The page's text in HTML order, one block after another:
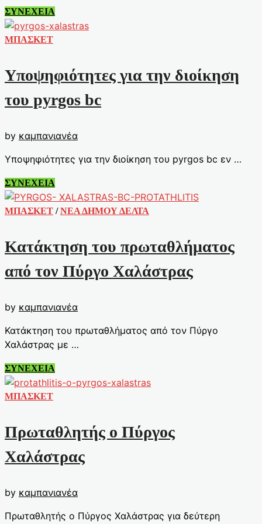
Αρχίζουν
τα
δοκιμαστικά
bc
ΣΥΝΕΧΕΙΑ
ΜΠΑΣΚΕΤ
Υποψηφιότητες για την διοίκηση
του pyrgos bc
by καμπανιανέα
Υποψηφιότητες για την διοίκηση του pyrgos bc εν …
Υποψηφιότητες
για
την
pyrgos
ΣΥΝΕΧΕΙΑ
ΜΠΑΣΚΕΤ /ΝΕΑ ΔΗΜΟΥ ΔΕΛΤΑ
Κατάκτηση του πρωταθλήματος
από τον Πύργο Χαλάστρας
by καμπανιανέα
Κατάκτηση του πρωταθλήματος από τον Πύργο
Χαλάστρας με …
Κατάκτηση
του
πρωταθλήματος
Πύργο
Χαλάστρας
ΣΥΝΕΧΕΙΑ
ΜΠΑΣΚΕΤ
Πρωταθλητής ο Πύργος
Χαλάστρας
by καμπανιανέα
Πρωταθλητής ο Πύργος Χαλάστρας για δεύτερη